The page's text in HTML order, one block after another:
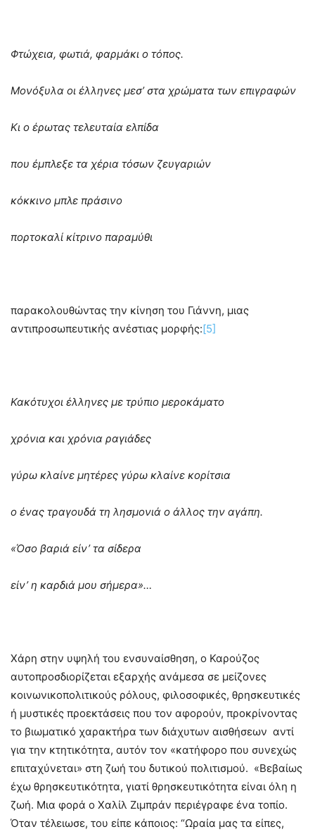
Φτώχεια, φωτιά, φαρμάκι ο τόπος.
Μονόξυλα οι έλληνες μεσ’ στα χρώματα των επιγραφών
Κι ο έρωτας τελευταία ελπίδα
που έμπλεξε τα χέρια τόσων ζευγαριών
κόκκινο μπλε πράσινο
πορτοκαλί κίτρινο παραμύθι
παρακολουθώντας την κίνηση του Γιάννη, μιας
αντιπροσωπευτικής ανέστιας μορφής:[5]
Κακότυχοι έλληνες με τρύπιο μεροκάματο
χρόνια και χρόνια ραγιάδες
γύρω κλαίνε μητέρες γύρω κλαίνε κορίτσια
ο ένας τραγουδά τη λησμονιά ο άλλος την αγάπη.
«Όσο βαριά είν’ τα σίδερα
είν’ η καρδιά μου σήμερα»…
Χάρη στην υψηλή του ενσυναίσθηση, ο Καρούζος
αυτοπροσδιορίζεται εξαρχής ανάμεσα σε μείζονες
κοινωνικοπολιτικούς ρόλους, φιλοσοφικές, θρησκευτικές
ή μυστικές προεκτάσεις που τον αφορούν, προκρίνοντας
το βιωματικό χαρακτήρα των διάχυτων αισθήσεων αντί
για την κτητικότητα, αυτόν τον «κατήφορο που συνεχώς
επιταχύνεται» στη ζωή του δυτικού πολιτισμού. «Βεβαίως
έχω θρησκευτικότητα, γιατί θρησκευτικότητα είναι όλη η
ζωή. Μια φορά ο Χαλίλ Ζιμπράν περιέγραφε ένα τοπίο.
Όταν τέλειωσε, του είπε κάποιος: “Ωραία μας τα είπες,